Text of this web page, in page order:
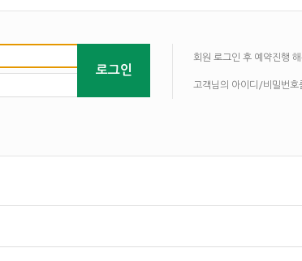
로그인
회원 로그인 후 예약진행 해
고객님의 아이디/비밀번호